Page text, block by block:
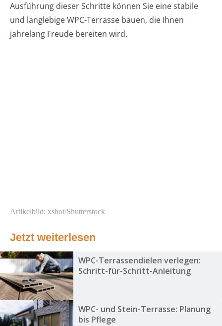
Ausführung dieser Schritte können Sie eine stabile
und langlebige WPC-Terrasse bauen, die Ihnen
jahrelang Freude bereiten wird.
Artikelbild: xshot/Shutterstock
Jetzt weiterlesen
WPC-Terrassendielen verlegen:
Schritt-für-Schritt-Anleitung
WPC- und Stein-Terrasse: Planung
bis Pflege